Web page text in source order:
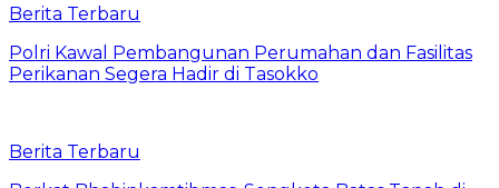
Berita Terbaru
Polri Kawal Pembangunan Perumahan dan Fasilitas
Perikanan Segera Hadir di Tasokko
Berita Terbaru